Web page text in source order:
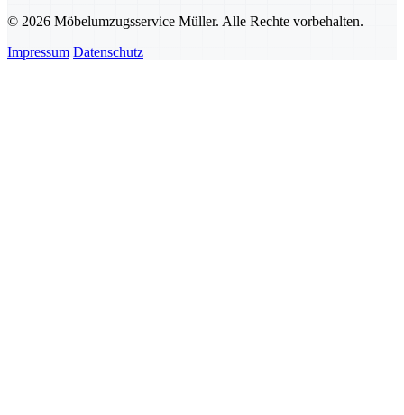
© 2026 Möbelumzugsservice Müller. Alle Rechte vorbehalten.
Impressum Datenschutz